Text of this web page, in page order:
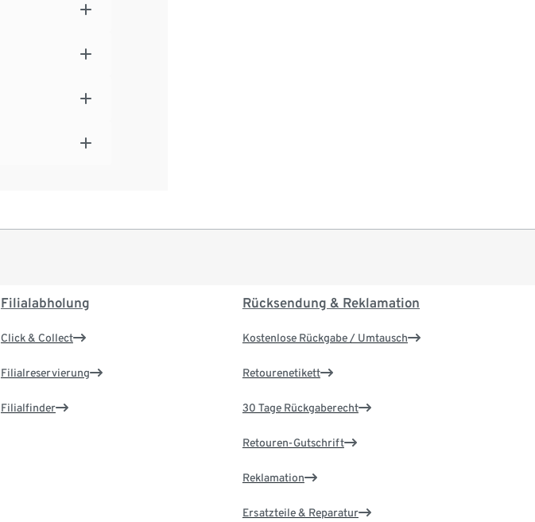
Filialabholung
Click & Collect
Filialreservierung
Filialfinder
Rücksendung & Reklamation
Kostenlose Rückgabe / Umtausch
Retourenetikett
30 Tage Rückgaberecht
Retouren-Gutschrift
Reklamation
Ersatzteile & Reparatur